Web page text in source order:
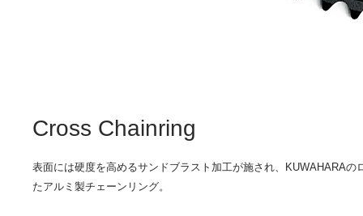
Cross Chainring
表面には硬度を高めるサンドブラスト加工が施され、KUWAHARAの
たアルミ製チェーンリング。